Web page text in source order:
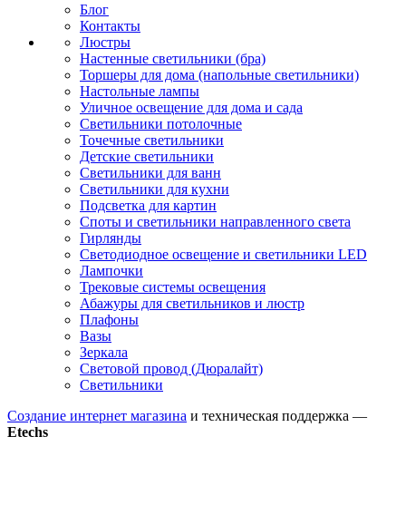
Блог
Контакты
Люстры
Настенные светильники (бра)
Торшеры для дома (напольные светильники)
Настольные лампы
Уличное освещение для дома и сада
Светильники потолочные
Точечные светильники
Детские светильники
Светильники для ванн
Светильники для кухни
Подсветка для картин
Споты и светильники направленного света
Гирлянды
Светодиодное освещение и светильники LED
Лампочки
Трековые системы освещения
Абажуры для светильников и люстр
Плафоны
Вазы
Зеркала
Световой провод (Дюралайт)
Светильники
Создание интернет магазина и техническая поддержка —
Etechs